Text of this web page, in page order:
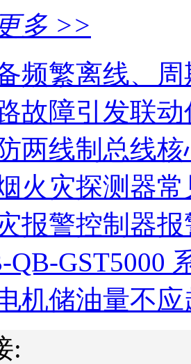
更多 >>
频繁离线、
故障引发联
两线制总线核
火灾探测器常
报警控制器报
GST5000
机储油量不应
: